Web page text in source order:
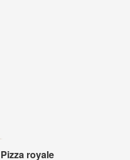
Pizza royale